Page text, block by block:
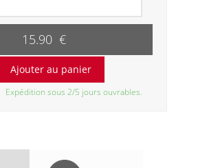
15.90 €
Expédition sous 2/5 jours ouvrables.